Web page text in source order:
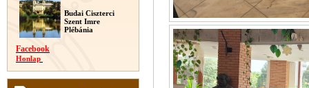
Budai Ciszterci
Szent Imre
Plébánia
Facebook
Honlap